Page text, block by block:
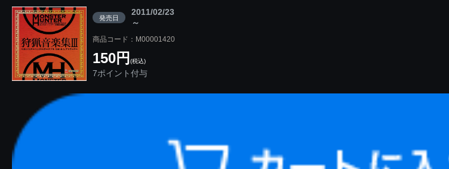
発売日
2011/02/23
～
商品コード：M00001420
150円 (税込)
7ポイント付与